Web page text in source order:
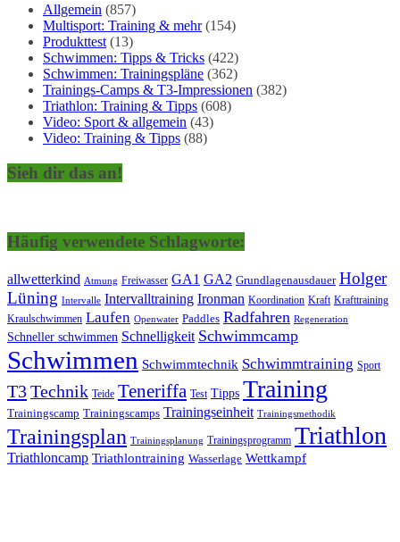
Allgemein (857)
Multisport: Training & mehr(154)
Produkttest (13)
Schwimmen: Tipps & Tricks (422)
Schwimmen: Trainingspläne (362)
Trainings-Camps & T3-Impressionen (382)
Triathlon: Training & Tipps (608)
Video: Sport & allgemein (43)
Video: Training & Tipps (88)
Sieh dir das an!
Häufig verwendete Schlagworte:
allwetterkind Atmung Freiwasser GA1 GA2 Grundlagenausdauer Holger
Lüning Intervalle Intervalltraining Ironman Koordination Kraft Krafttraining
Kraulschwimmen Laufen Openwater Paddles Radfahren Regeneration
Schneller schwimmen Schnelligkeit Schwimmcamp
Schwimmen Schwimmtechnik Schwimmtraining Sport
T3Technik Teide Teneriffa Test Tipps Training
Trainingscamp Trainingscamps Trainingseinheit Trainingsmethodik
Trainingsplan Trainingsplanung Trainingsprogramm Triathlon
Triathloncamp Triathlontraining Wasserlage Wettkampf